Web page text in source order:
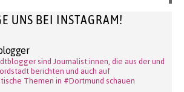
UNS BEI INSTAGRAM!
sind Journalist:innen, die aus der und
berichten und auch auf
Themen in #Dortmund schauen